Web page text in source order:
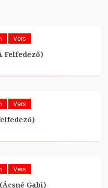
Vers
Felfedező)
Vers
Vers
Gabi)